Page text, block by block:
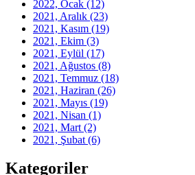
2022, Ocak (12)
2021, Aralık (23)
2021, Kasım (19)
2021, Ekim (3)
2021, Eylül (17)
2021, Ağustos (8)
2021, Temmuz (18)
2021, Haziran (26)
2021, Mayıs (19)
2021, Nisan (1)
2021, Mart (2)
2021, Şubat (6)
Kategoriler